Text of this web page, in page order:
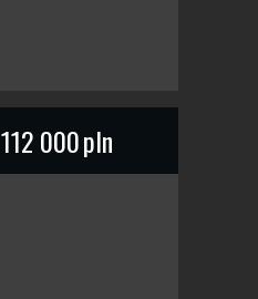
112 000pln